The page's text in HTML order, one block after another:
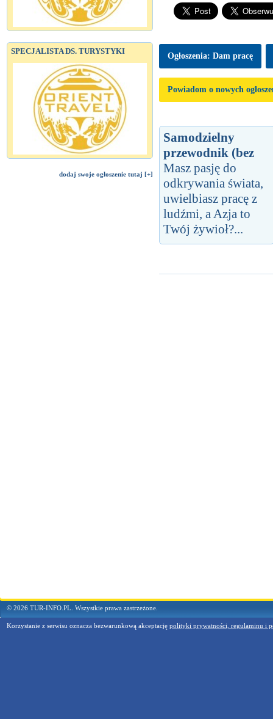
SPECJALISTA DS. TURYSTYKI
dodaj swoje ogłoszenie tutaj [+]
Ogłoszenia: Dam pracę
Powiadom o nowych
Samodzielny
przewodnik (bez
Masz pasję do
odkrywania świata,
uwielbiasz pracę z
ludźmi, a Azja to
Twój żywioł?...
© 2026 TUR-INFO.PL. Wszystkie prawa zastrzeżone.
Korzystanie z serwisu oznacza bezwarunkową akceptację polityki prywatności, regulaminu i